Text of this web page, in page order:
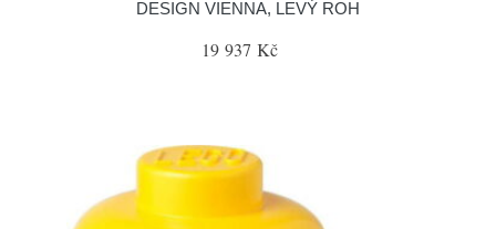
DESIGN VIENNA, LEVÝ ROH
19 937 Kč